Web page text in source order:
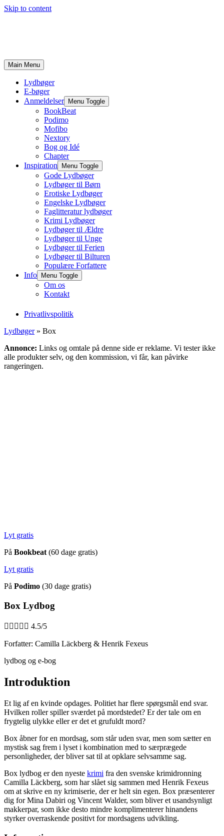
Skip to content
Main Menu
Lydbøger
E-bøger
Anmeldelser
Menu Toggle
BookBeat
Podimo
Mofibo
Nextory
Bog og Idé
Chapter
Inspiration
Menu Toggle
Gode Lydbøger
Lydbøger til Børn
Erotiske Lydbøger
Engelske Lydbøger
Faglitteratur lydbøger
Krimi Lydbøger
Lydbøger til Ældre
Lydbøger til Unge
Lydbøger til Ferien
Lydbøger til Bilturen
Populære Forfattere
Info
Menu Toggle
Om os
Kontakt
Privatlivspolitik
Lydbøger» Box
Annonce: Links og omtale på denne side er reklame. Vi tester ikke
alle produkter selv, og den kommission, vi får, kan påvirke
rangeringen.
Lyt gratis
På Bookbeat (60 dage gratis)
Lyt gratis
På Podimo (30 dage gratis)
Box Lydbog
     4.5/5
Forfatter: Camilla Läckberg & Henrik Fexeus
lydbog og e-bog
Introduktion
Et lig af en kvinde opdages. Politiet har flere spørgsmål end svar.
Hvilken roller spiller sværdet på mordstedet? Er der tale om en
frygtelig ulykke eller er det et grufuldt mord?
Box åbner for en mordsag, som står uden svar, men som sætter en
mystisk sag frem i lyset i kombination med to særprægede
personligheder, der bliver sat til at opklare selvsamme sag.
Box lydbog er den nyeste krimi fra den svenske krimidronning
Camilla Läckberg, som har slået sig sammen med Henrik Fexeus
om at skrive en ny krimiserie, der er helt sin egen. Box præsenterer
dig for Mina Dabiri og Vincent Walder, som bliver et usandsynligt
makkerpar, som ikke desto mindre komplimenterer hinandens
styrker overraskende positivt for mordsagens udvikling.